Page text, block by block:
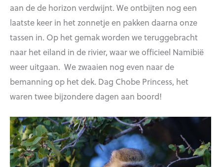
aan de de horizon verdwijnt. We ontbijten nog een
laatste keer in het zonnetje en pakken daarna onze
tassen in. Op het gemak worden we teruggebracht
naar het eiland in de rivier, waar we officieel Namibië
weer uitgaan. We zwaaien nog even naar de
bemanning op het dek. Dag Chobe Princess, het
waren twee bijzondere dagen aan boord!